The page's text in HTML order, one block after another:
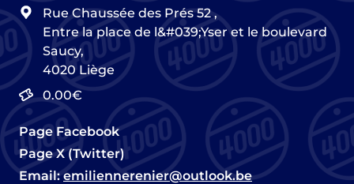
Rue Chaussée des Prés 52,
Entre la place de l&#039;Yser et le boulevard
Saucy,
4020 Liège
0.00€
Page Facebook
Page X (Twitter)
Email:emiliennerenier@outlook.be